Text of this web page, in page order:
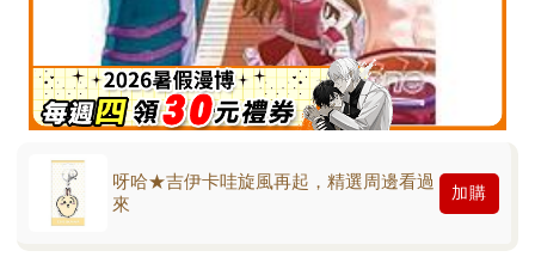
呀哈★吉伊卡哇旋風再起，精選周邊看過
來
加購